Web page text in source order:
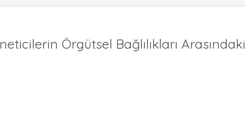
Örgütsel Bağlılıkları Arasındaki